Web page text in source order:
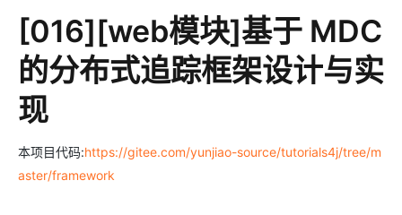
[016][web模块]基于 MDC
的分布式追踪框架设计与实
现
本项目代码:https://gitee.com/yunjiao-source/tutorials4j/tree/m
aster/framework